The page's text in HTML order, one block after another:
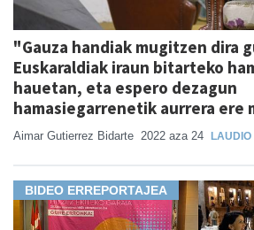
"Gauza handiak mugitzen dira
Euskaraldiak iraun bitarteko
hauetan, eta espero dezagun
hamasiegarrenetik aurrera ere
Aimar Gutierrez Bidarte 2022 aza 24 LAUDIO
BIDEO ERREPORTAJEA